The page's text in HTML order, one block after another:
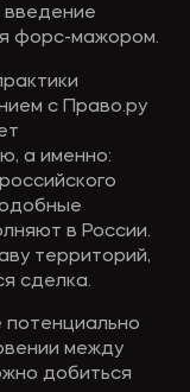
введение
форс-мажором.
с Право.ру
а именно:
в России.
территорий,
сделка.
потенциально
между
добиться